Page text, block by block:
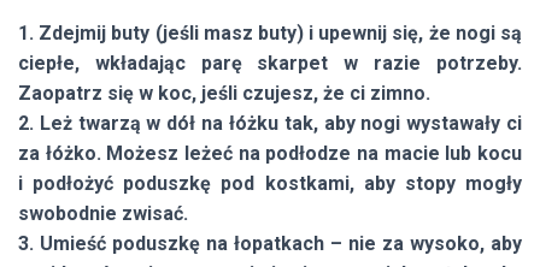
1. Zdejmij buty (jeśli masz buty) i upewnij się, że nogi są
ciepłe, wkładając parę skarpet w razie potrzeby.
Zaopatrz się w koc, jeśli czujesz, że ci zimno.
2. Leż twarzą w dół na łóżku tak, aby nogi wystawały ci
za łóżko. Możesz leżeć na podłodze na macie lub kocu
i podłożyć poduszkę pod kostkami, aby stopy mogły
swobodnie zwisać.
3. Umieść poduszkę na łopatkach – nie za wysoko, aby